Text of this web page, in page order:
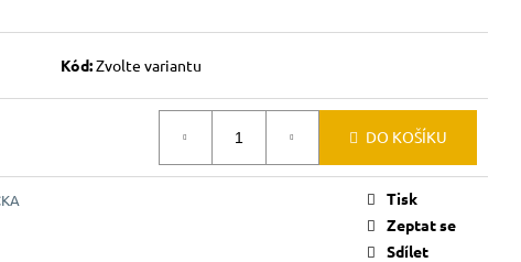
Kód:Zvolte variantu
DO KOŠÍKU
Tisk
Zeptat se
Sdílet